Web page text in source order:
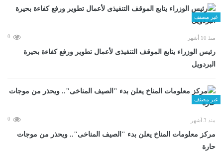
غير مصنف
منذ 10 أشهر 0
رئيس الوزراء يتابع الموقف التنفيذى لأعمال تطوير ورفع كفاءة بحيرة
البردويل
غير مصنف
منذ 3 أشهر 0
مركز معلومات المناخ يعلن بدء "الصيف المناخى".. ويحذر من موجات
حارة